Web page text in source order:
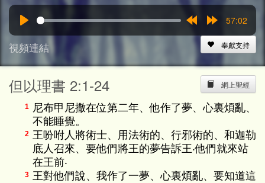
15s
15s
57:02
視頻連結 奉獻支持
網上聖經
但以理書 2:1-24
1 尼布甲尼撒在位第二年、他作了夢、心裏煩亂、
不能睡覺。
2 王吩咐人將術士、用法術的、行邪術的、和迦勒
底人召來、要他們將王的夢告訴王‧他們就來站
在王前‧
3 王對他們說、我作了一夢、心裏煩亂、要知道這